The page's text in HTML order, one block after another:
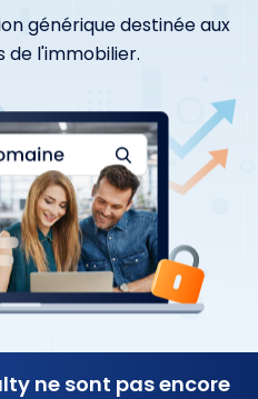
générique destinée aux
de l'immobilier.
ne sont pas encore